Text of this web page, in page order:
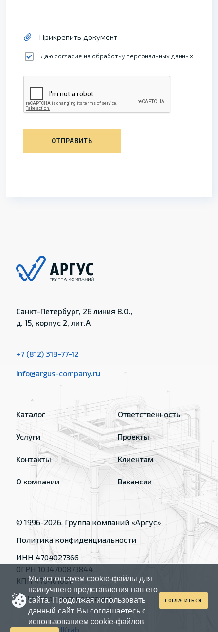
Прикрепить документ
Даю согласие на обработку персональных данных
ОТПРАВИТЬ
Санкт-Петербург, 26 линия В.О.,
д. 15, корпус 2, лит.А
+7 (812) 318-77-12
info@argus-company.ru
Каталог
Услуги
Контакты
О компании
Ответственность
Проекты
Клиентам
Вакансии
© 1996-2026, Группа компаний «Аргус»
Политика конфиденциальности
ИНН 4704027366
ОГРН 1034700873844
КПП 470401001
Made byRedKrab
Мы используем cookie-файлы для
наилучшего представления нашего
сайта. Продолжая использовать
данный сайт, Вы соглашаетесь с
использованием cookie-файлов.
СОГЛАСИТЬСЯ